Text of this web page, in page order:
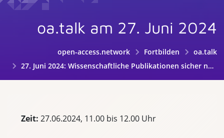
oa.talk am 27. Juni 2024
open-access.network Fortbilden
oa.talk
27. Juni 2024: Wissenschaftliche Publikationen sicher nutzen mit Creative Commons Lizenzen
Zeit: 27.06.2024, 11.00 bis 12.00 Uhr